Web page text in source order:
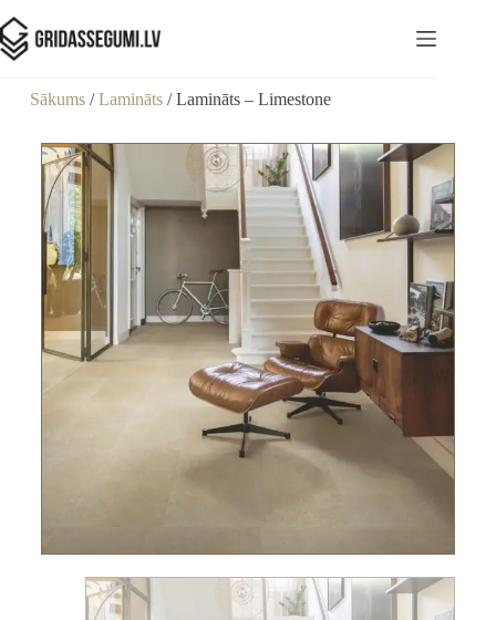
Sākums/Lamināts/ Lamināts – Limestone